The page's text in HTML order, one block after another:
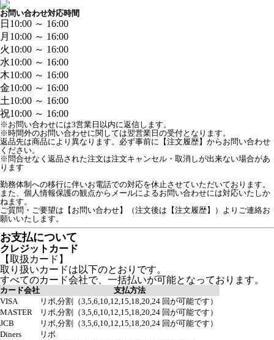
お問い合わせ対応時間
日 10:00 ～ 16:00
月 10:00 ～ 16:00
火10:00 ～ 16:00
水10:00 ～ 16:00
木10:00 ～ 16:00
金10:00 ～ 16:00
土10:00 ～ 16:00
祝10:00 ～ 16:00
※お問い合わせには3営業日以内に返信します。
※時間外のお問い合わせに関しては翌営業日の受付となります。
返品先は商品により異なります。必ず事前に【注文履歴】からお問い合わせ
ください。
※問合せなく返品された注文は注文キャンセル・取消しが出来ない場合があ
ります
勤務体制への移行に伴いお電話での対応を休止させていただいております。
また、個人情報保護の観点からメールによるお問い合わせには対応いたしか
ねます。
ご質問・ご要望は【お問い合わせ】（注文後は【注文履歴】）よりご連絡お
お支払について
クレジットカード
【取扱カード】
取り扱いカードは以下のとおりです。
すべてのカード会社で、一括払いが可能となっております。
カード会社
支払方法
VISA
リボ,分割（3,5,6,10,12,15,18,20,24 回が可能です）
MASTER
リボ,分割（3,5,6,10,12,15,18,20,24 回が可能です）
JCB
リボ,分割（3,5,6,10,12,15,18,20,24 回が可能です）
Diners
リボ